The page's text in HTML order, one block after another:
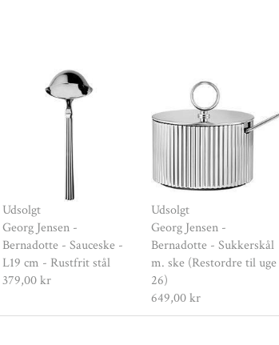
Udsolgt
Georg Jensen -
Bernadotte - Sauceske -
L19 cm - Rustfrit stål
379,00 kr
Udsolgt
Georg Jensen -
Bernadotte - Sukkerskål
m. ske (Restordre til uge
26)
649,00 kr